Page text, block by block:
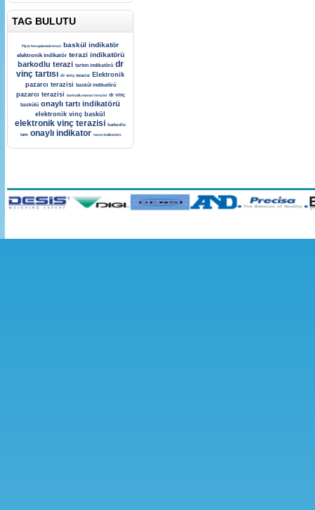
TAG BULUTU
Fİyat hesaplamalı terazi baskül indikatör
elektronik indikatör terazi indikatörü
barkodlu terazi tartım indikatörü dr
vinç tartısı dr vinç terazisi
Elektronik
pazarcı terazisi
baskül indikatörü
pazarcı terazisi barkodlu manav terazisi dr vinç
baskülü onaylı tartı indikatörü
elektronik vinç baskül
elektronik vinç terazisi barkodlu
tartı onaylı indikator tarezi indikatörü